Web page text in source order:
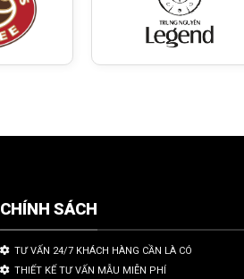
CHÍNH SÁCH
TƯ VẤN 24/7 KHÁCH HÀNG CẦN LÀ CÓ
THIẾT KẾ TƯ VẤN MẪU MIỄN PHÍ